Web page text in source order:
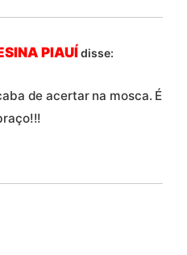
PIAUÍdisse:
de acertar na mosca. É